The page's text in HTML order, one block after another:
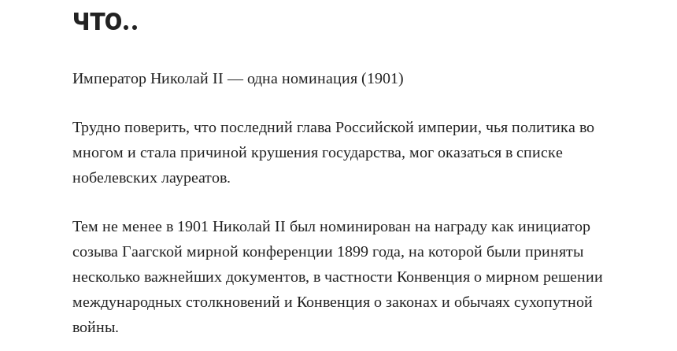
что..
Император Николай II — одна номинация (1901)
Трудно поверить, что последний глава Российской империи, чья политика во
многом и стала причиной крушения государства, мог оказаться в списке
нобелевских лауреатов.
Тем не менее в 1901 Николай II был номинирован на награду как инициатор
созыва Гаагской мирной конференции 1899 года, на которой были приняты
несколько важнейших документов, в частности Конвенция о мирном решении
международных столкновений и Конвенция о законах и обычаях сухопутной
войны.